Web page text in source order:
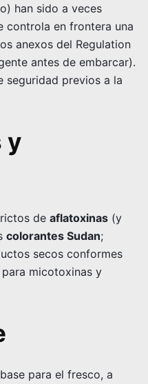
han sido a veces
controla en frontera una
anexos del Regulation
antes de embarcar).
seguridad previos a la
y
de aflatoxinas (y
colorantes Sudan;
secos conformes
para micotoxinas y
para el fresco, a